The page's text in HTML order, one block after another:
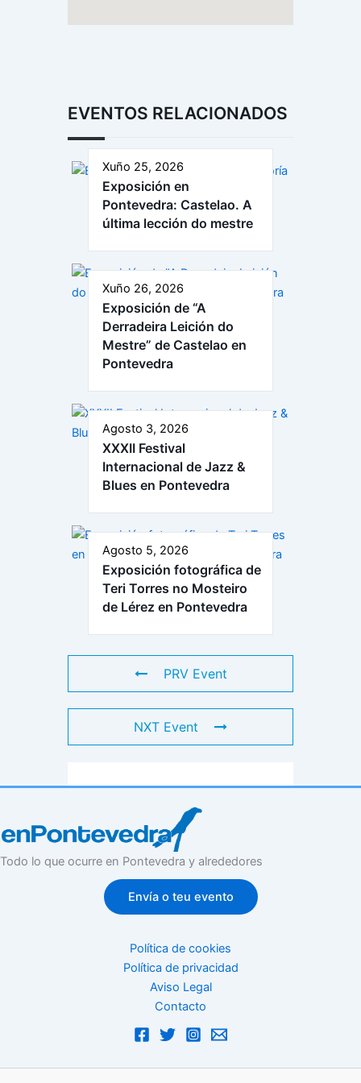
EVENTOS RELACIONADOS
Xuño 25, 2026
Exposición en
Pontevedra: Castelao. A
última lección do mestre
Xuño 26, 2026
Exposición de “A
Derradeira Leición do
Mestre” de Castelao en
Pontevedra
Agosto 3, 2026
XXXII Festival
Internacional de Jazz &
Blues en Pontevedra
Agosto 5, 2026
Exposición fotográfica de
Teri Torres no Mosteiro
de Lérez en Pontevedra
PRV Event
NXT Event
Todo lo que ocurre en Pontevedra y alrededores
Envía o teu evento
Política de cookies
Política de privacidad
Aviso Legal
Contacto